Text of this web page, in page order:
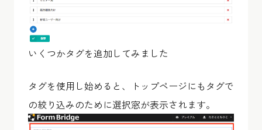
いくつかタグを追加してみました
タグを使用し始めると、トップページにもタグで
の絞り込みのために選択窓が表示されます。